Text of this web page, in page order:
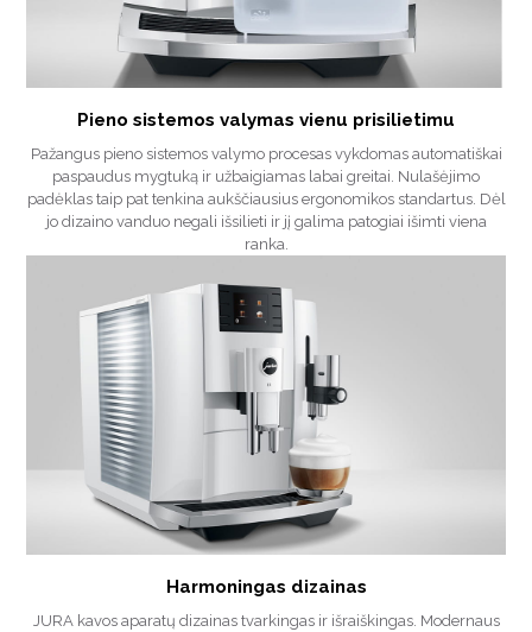
Pieno sistemos valymas vienu prisilietimu
Pažangus pieno sistemos valymo procesas vykdomas automatiškai
paspaudus mygtuką ir užbaigiamas labai greitai. Nulašėjimo
padėklas taip pat tenkina aukščiausius ergonomikos standartus. Dėl
jo dizaino vanduo negali išsilieti ir jį galima patogiai išimti viena
ranka.
Harmoningas dizainas
JURA kavos aparatų dizainas tvarkingas ir išraiškingas. Modernaus